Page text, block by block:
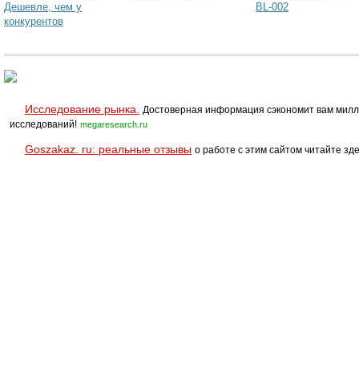
Дешевле, чем у
конкурентов
BL-002
Исследование рынка.
Достоверная информация сэкономит вам
исследований! megaresearch.ru
Goszakaz. ru: реальные отзывы о работе с этим сайтом читайте